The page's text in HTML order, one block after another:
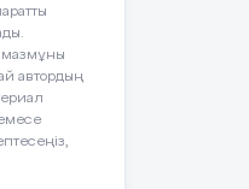
Бағалау парақшасын
автордың